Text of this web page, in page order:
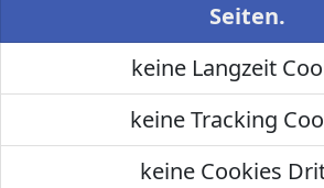
Seiten.
keine Langzeit
keine Tracking
keine Cookies